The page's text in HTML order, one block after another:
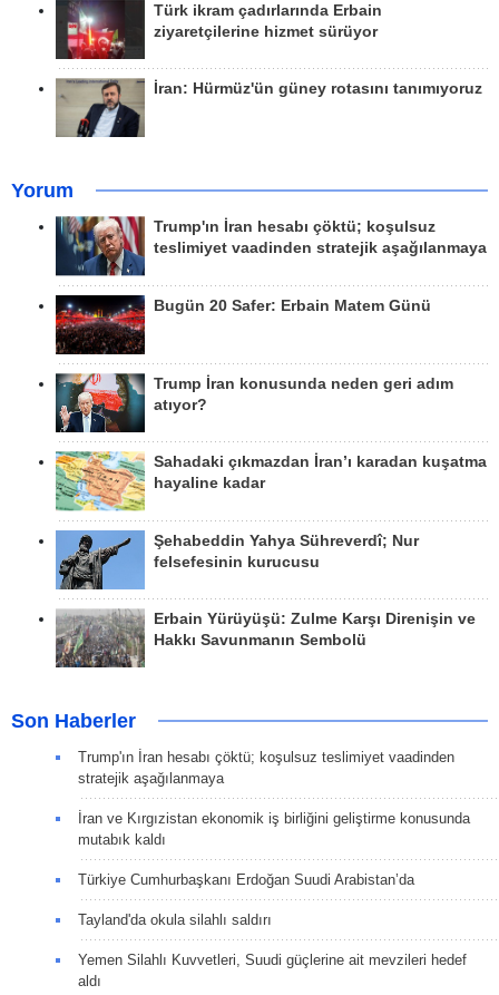
Türk ikram çadırlarında Erbain
ziyaretçilerine hizmet sürüyor
İran: Hürmüz'ün güney rotasını tanımıyoruz
Yorum
Trump'ın İran hesabı çöktü; koşulsuz
teslimiyet vaadinden stratejik aşağılanmaya
Bugün 20 Safer: Erbain Matem Günü
Trump İran konusunda neden geri adım
atıyor?
Sahadaki çıkmazdan İran’ı karadan kuşatma
hayaline kadar
Şehabeddin Yahya Sühreverdî; Nur
felsefesinin kurucusu
Erbain Yürüyüşü: Zulme Karşı Direnişin ve
Hakkı Savunmanın Sembolü
Son Haberler
Trump'ın İran hesabı çöktü; koşulsuz teslimiyet vaadinden
stratejik aşağılanmaya
İran ve Kırgızistan ekonomik iş birliğini geliştirme konusunda
mutabık kaldı
Türkiye Cumhurbaşkanı Erdoğan Suudi Arabistan’da
Tayland'da okula silahlı saldırı
Yemen Silahlı Kuvvetleri, Suudi güçlerine ait mevzileri hedef
aldı